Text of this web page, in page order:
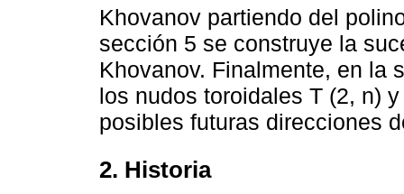
Khovanov partiendo del
sección 5 se construye la
Khovanov. Finalmente, en la
los nudos toroidales T (2, n)
posibles futuras direcciones
2. Historia